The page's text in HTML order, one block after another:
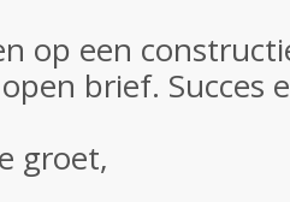
op een
brief. Succes
groet,